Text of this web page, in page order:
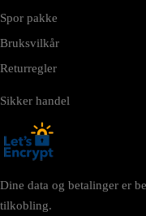
Spor pakke
Bruksvilkår
Returregler
Sikker handel
Dine data og betalinger er
tilkobling.